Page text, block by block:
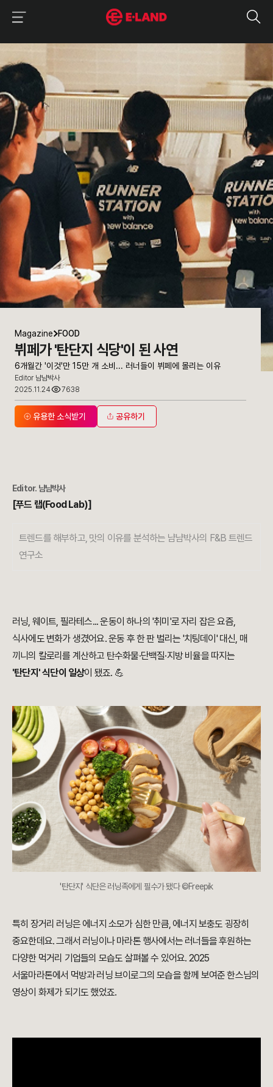
매거진 상세보기
Magazine FOOD
뷔페가 '탄단지 식당'이 된 사연
6개월간 '이것'만 15만 개 소비... 러너들이 뷔페에 몰리는 이유
Editor 냠냠박사
2025.11.24
7638
유용한 소식받기 공유하기
Editor. 냠냠박사
[푸드 랩(Food Lab)]
트렌드를 해부하고, 맛의 이유를 분석하는 냠냠박사의 F&B 트렌드
연구소
러닝, 웨이트, 필라테스... 운동이 하나의 '취미'로 자리 잡은 요즘,
식사에도 변화가 생겼어요. 운동 후 한 판 벌리는 '치팅데이' 대신, 매
끼니의 칼로리를 계산하고 탄수화물·단백질·지방 비율을 따지는
'탄단지' 식단이 일상이 됐죠. 💪
'탄단지' 식단은 러닝족에게 필수가 됐다 ©Freepik
특히 장거리 러닝은 에너지 소모가 심한 만큼, 에너지 보충도 굉장히
중요한데요. 그래서 러닝이나 마라톤 행사에서는 러너들을 후원하는
다양한 먹거리 기업들의 모습도 살펴볼 수 있어요. 2025
서울마라톤에서 먹방과 러닝 브이로그의 모습을 함께 보여준 한스님의
영상이 화제가 되기도 했었죠.